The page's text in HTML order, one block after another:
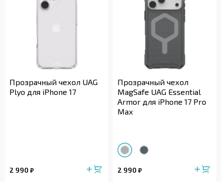
Прозрачный чехол UAG
Plyo для iPhone 17
2 990 ₽
Прозрачный чехол
MagSafe UAG Essential
Armor для iPhone 17 Pro
Max
2 990 ₽